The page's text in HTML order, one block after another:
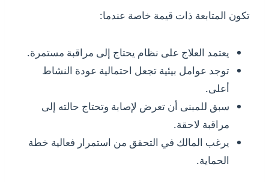
تكون المتابعة ذات قيمة خاصة عندما:
يعتمد العلاج على نظام يحتاج إلى مراقبة مستمرة.
توجد عوامل بيئية تجعل احتمالية عودة النشاط
أعلى.
سبق للمبنى أن تعرض لإصابة وتحتاج حالته إلى
مراقبة لاحقة.
يرغب المالك في التحقق من استمرار فعالية خطة
الحماية.